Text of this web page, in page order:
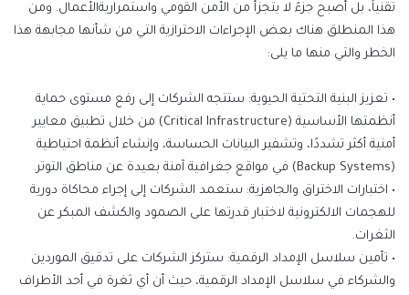
تقنياً، بل أصبح جزءً لا يتجزأ من الأمن القومي واستمراريةالأعمال. ومن
هذا المنطلق هناك بعض الإجراءات الاحترازية التي من شأنها مجابهة هذا
الخطر والتي منها ما يلى:
• تعزيز البنية التحتية الحيوية: ستتجه الشركات إلى رفع مستوى حماية
أنظمتها الأساسية (Critical Infrastructure)
من خلال تطبيق معايير
أمنية أكثر تشددًا، وتشفير البيانات الحساسة، وإنشاء أنظمة احتياطية
(Backup Systems)
في مواقع جغرافية آمنة بعيدة عن مناطق التوتر.
• اختبارات الاختراق والجاهزية: ستعمد الشركات إلى إجراء محاكاة دورية
للهجمات الالكترونية لاختبار قدرتها على الصمود والكشف المبكر عن
الثغرات.
• تأمين سلاسل الإمداد الرقمية: ستركز الشركات على تدقيق الموردين
والشركاء في سلاسل الإمداد الرقمية، حيث أن أي ثغرة في أحد الأطراف